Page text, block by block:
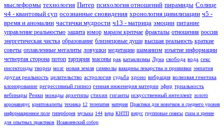
мыслеформы технология Питер психология отношений пирамиды Солнце
ч4 - квантовый суп осознанные сновидения хронология цивилизации ч5 -
время и аномалии частички мудрости ч13 - матрица эмоции питание
управление реальностью защита юмор маразм крепчае фракталы отношения россия
энергетическая чистка образование близнецовые души высшая реальность краткие
советы оплавленные мегалиты ловушки медитации шаманизм изъятие информации
четвертая сторона потоп тартария масоны рак катаклизмы Луна свобода вода секс
инсектоиды творец мозг новая земля символы вакцины лекарства и прививки эмпатия
другая реальность целительство астрология судьба хроно вибрация волновая генетика
клонирование регрессивный гипноз генная инженерия материи эфир триальность
вебинары Реики монады архетипы стихии гиганты искусственный интеллект золото
коронавирус криптовалюты техника 12 телепатия материя Практики для новичков и среднего уровня
информационное поле гиперборея музыка 144 вера КНТП вирус групповые сеансы глаза и зрение
для опытных практиков Исаакиевский собор